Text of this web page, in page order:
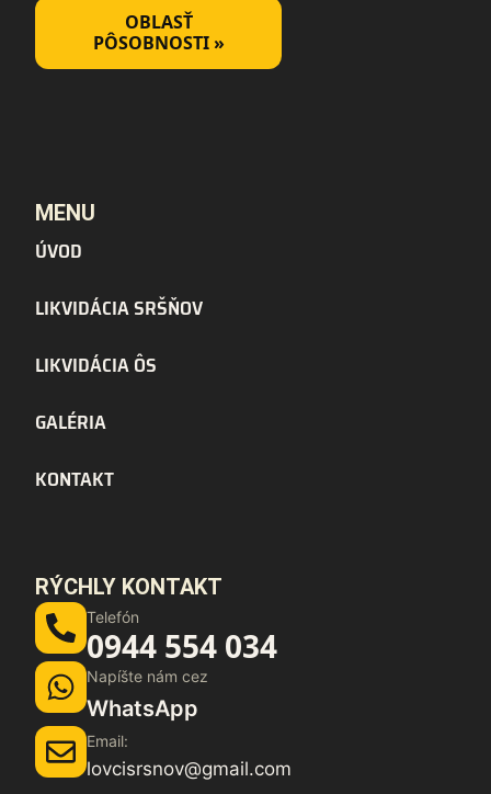
OBLASŤ
PÔSOBNOSTI »
MENU
ÚVOD
LIKVIDÁCIA SRŠŇOV
LIKVIDÁCIA ÔS
GALÉRIA
KONTAKT
RÝCHLY KONTAKT
Telefón
0944 554 034
Napíšte nám cez
WhatsApp
Email:
lovcisrsnov@gmail.com